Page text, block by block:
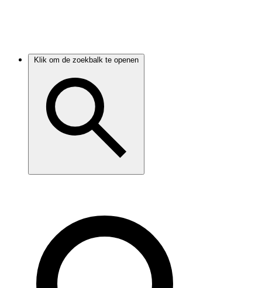
Klik om de zoekbalk te openen